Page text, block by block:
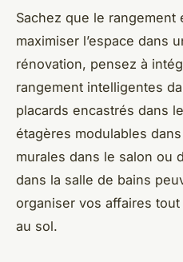
Sachez que le
maximiser l’espace dans
rénovation, pensez à
rangement intelligentes
placards encastrés dans
étagères modulables
murales dans le salon ou
dans la salle de bains
organiser vos affaires tout
au sol.